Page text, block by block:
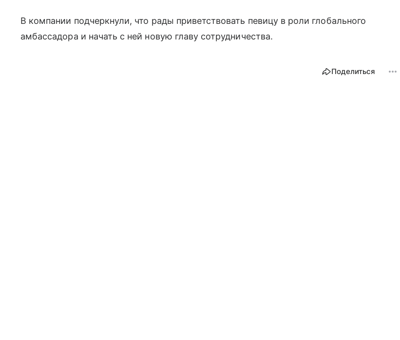
В компании подчеркнули, что рады приветствовать певицу в роли глобального
амбассадора и начать с ней новую главу сотрудничества.
Поделиться